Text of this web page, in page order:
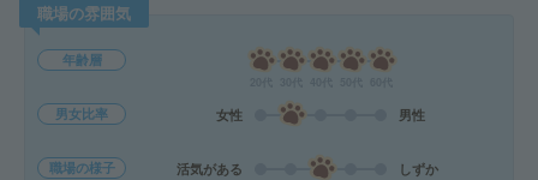
職場の雰囲気
年齢層
男女比率 女性 男性
職場の様子 活気がある しずか